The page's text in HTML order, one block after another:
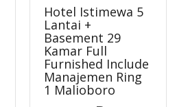
Hotel Istimewa 5
Lantai +
Basement 29
Kamar Full
Furnished Include
Manajemen Ring
1 Malioboro